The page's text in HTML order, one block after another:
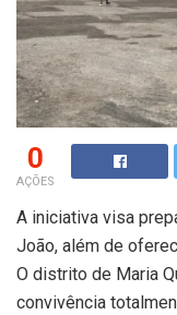
0
AÇÕES
A iniciativa visa
João, além de
O distrito de Maria
convivência